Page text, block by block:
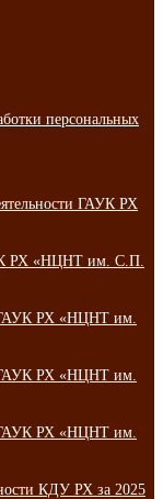
персональных
ГАУК РХ
РХ «НЦНТ им. С.П.
ГАУК РХ «НЦНТ им.
ГАУК РХ «НЦНТ им.
ГАУК РХ «НЦНТ им.
КДУ РХ за 2025